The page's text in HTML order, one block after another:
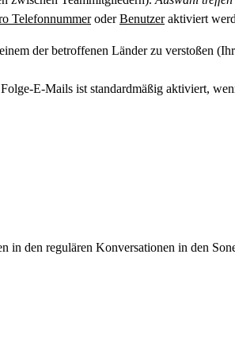
TelefonnummeroderBenutzeraktiviert
der betroffenen Länder zu verstoßen
E-Mails ist standardmäßig aktiviert,
in den regulären Konversationen in den